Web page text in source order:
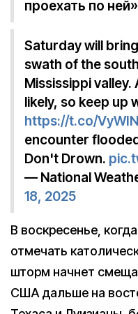
проехать по
Saturday will
swath of the
Mississippi
likely, so keep up
https://t.co/
encounter
Don't Drown.
— National
18, 2025
В воскресенье,
отмечать
шторм начнет
США дальше на